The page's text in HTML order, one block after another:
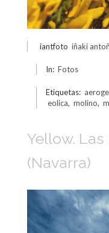
iantfoto iñaki
In: Fotos
Etiquetas:
eolica, molino,
Yellow.
(Navarra)